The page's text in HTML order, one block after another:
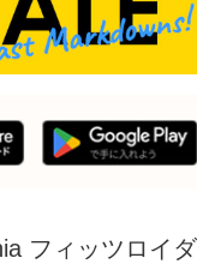
フィッツロイ